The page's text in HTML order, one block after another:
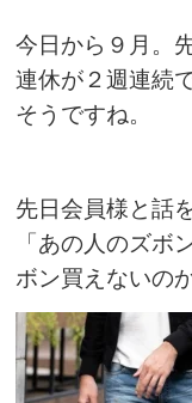
今日から９月。
連休が２週連続
そうですね。
先日会員様と話
「あの人のズボ
ボン買えないの